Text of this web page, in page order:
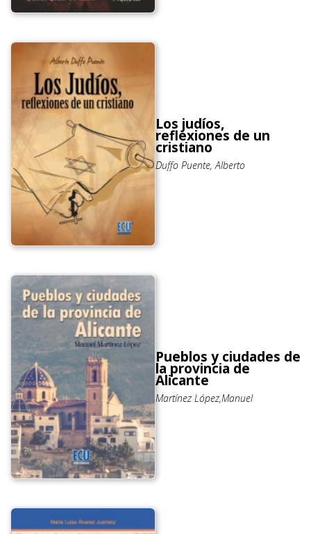
Los judíos,
reflexiones de un
cristiano
Duffo Puente, Alberto
Pueblos y ciudades de
la provincia de
Alicante
Martínez López,Manuel